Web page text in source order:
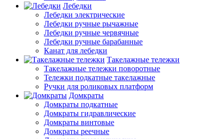
Лебедки
Лебедки электрические
Лебедки ручные рычажные
Лебедки ручные червячные
Лебедки ручные барабанные
Канат для лебедки
Такелажные тележки
Такелажные тележки поворотные
Тележки подкатные такелажные
Ручки для роликовых платформ
Домкраты
Домкраты подкатные
Домкраты гидравлические
Домкраты винтовые
Домкраты реечные